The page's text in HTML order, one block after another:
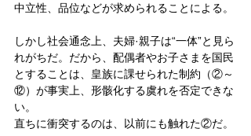
中立性、品位などが求められることによる。
しかし社会通念上、夫婦·親子は“一体”と見ら
れがちだ。だから、配偶者やお子さまを国民
とすることは、皇族に課せられた制約（②～
⑫）が事実上、形骸化する虞れを否定できな
い。
直ちに衝突するのは、以前にも触れた②だ。